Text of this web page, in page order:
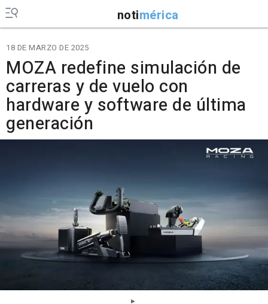
notimérica
18 DE MARZO DE 2025
MOZA redefine simulación de
carreras y de vuelo con
hardware y software de última
generación